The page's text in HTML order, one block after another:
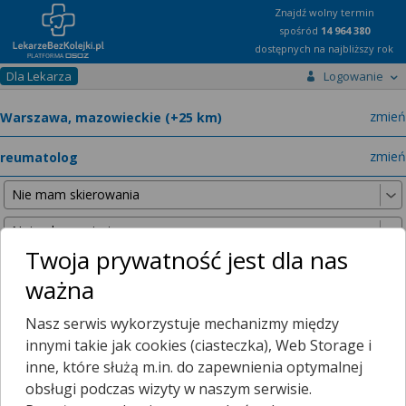
Znajdź wolny termin
spośród 14 964 380
dostępnych na najbliższy rok
Dla Lekarza Logowanie
zmień
zmień
Poniższe wyniki znaleźliśmy, szukając w promieniu 25 km
od wybranej lokalizacji.
Twoja prywatność jest dla nas
ważna
Nasz serwis wykorzystuje mechanizmy między
innymi takie jak cookies (ciasteczka), Web Storage i
inne, które służą m.in. do zapewnienia optymalnej
obsługi podczas wizyty w naszym serwisie.